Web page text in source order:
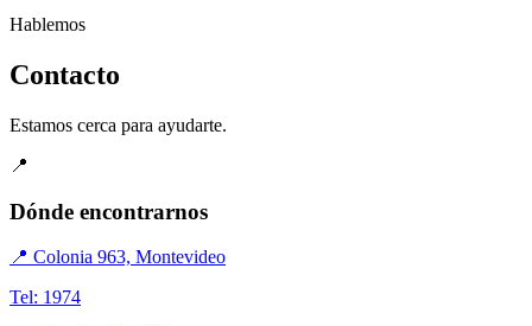
Hablemos
Contacto
Estamos cerca para ayudarte.
📍
Dónde encontrarnos
📍 Colonia 963, Montevideo
Tel: 1974